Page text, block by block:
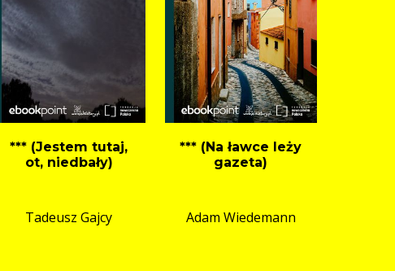
*** (Jestem tutaj,
ot, niedbały)
Tadeusz Gajcy
*** (Na ławce leży
gazeta)
Adam Wiedemann